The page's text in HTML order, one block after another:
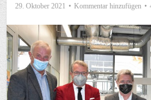
29. Oktober 2021 Kommentar hinzufügen